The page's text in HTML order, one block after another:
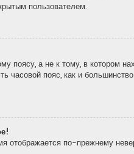
пользователем.
поясу, а не к тому, в котором
часовой пояс, как и
отображается по-прежнему